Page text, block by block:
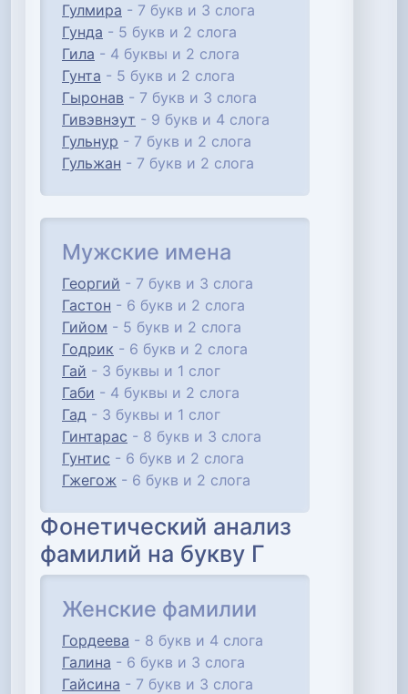
Гулмира - 7 букв и 3 слога
Гунда - 5 букв и 2 слога
Гила - 4 буквы и 2 слога
Гунта - 5 букв и 2 слога
Гыронав - 7 букв и 3 слога
Гивэвнэут - 9 букв и 4 слога
Гульнур - 7 букв и 2 слога
Гульжан - 7 букв и 2 слога
Мужские имена
Георгий - 7 букв и 3 слога
Гастон - 6 букв и 2 слога
Гийом - 5 букв и 2 слога
Годрик - 6 букв и 2 слога
Гай - 3 буквы и 1 слог
Габи - 4 буквы и 2 слога
Гад - 3 буквы и 1 слог
Гинтарас - 8 букв и 3 слога
Гунтис - 6 букв и 2 слога
Гжегож - 6 букв и 2 слога
Фонетический анализ
фамилий на букву Г
Женские фамилии
Гордеева - 8 букв и 4 слога
Галина - 6 букв и 3 слога
Гайсина - 7 букв и 3 слога